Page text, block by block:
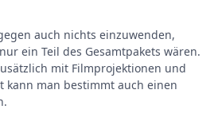
auch nichts einzuwenden,
ein Teil des Gesamtpakets wären.
mit Filmprojektionen und
kann man bestimmt auch einen